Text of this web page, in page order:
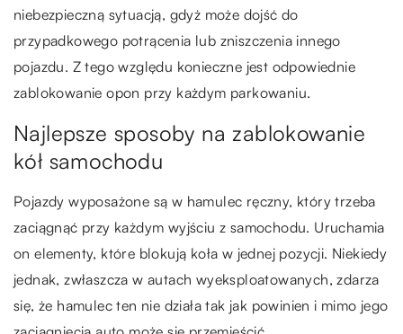
niebezpieczną sytuacją, gdyż może dojść do
przypadkowego potrącenia lub zniszczenia innego
pojazdu. Z tego względu konieczne jest odpowiednie
zablokowanie opon przy każdym parkowaniu.
Najlepsze sposoby na zablokowanie
kół samochodu
Pojazdy wyposażone są w hamulec ręczny, który trzeba
zaciągnąć przy każdym wyjściu z samochodu. Uruchamia
on elementy, które blokują koła w jednej pozycji. Niekiedy
jednak, zwłaszcza w autach wyeksploatowanych, zdarza
się, że hamulec ten nie działa tak jak powinien i mimo jego